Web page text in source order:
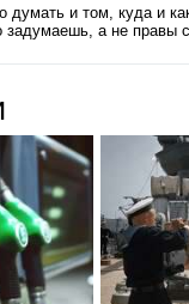
и том, куда и
а не правы